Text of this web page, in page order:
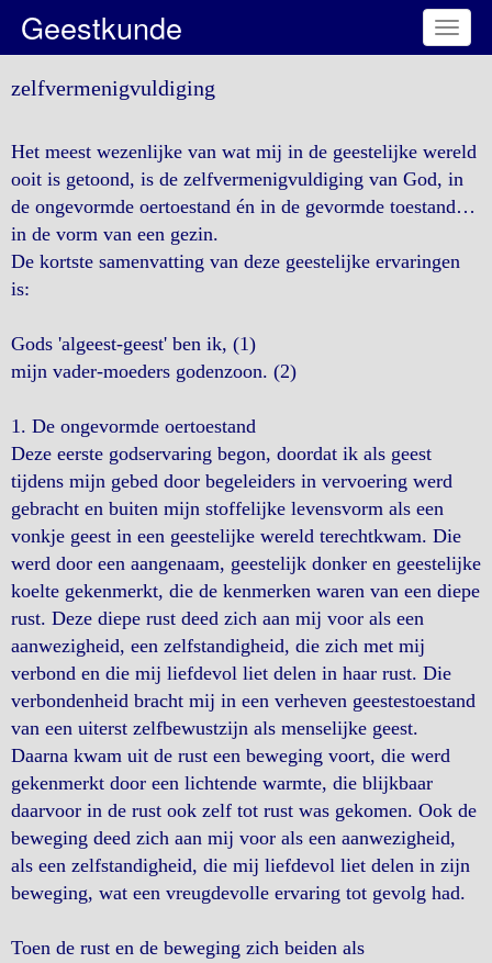
Toggle
Geestkunde
zelfvermenigvuldiging
Het meest wezenlijke van wat mij in de geestelijke wereld
ooit is getoond, is de zelfvermenigvuldiging van God, in
de ongevormde oertoestand én in de gevormde toestand…
in de vorm van een gezin.
De kortste samenvatting van deze geestelijke ervaringen
is:
Gods 'algeest-geest' ben ik, (1)
mijn vader-moeders godenzoon. (2)
1. De ongevormde oertoestand
Deze eerste godservaring begon, doordat ik als geest
tijdens mijn gebed door begeleiders in vervoering werd
gebracht en buiten mijn stoffelijke levensvorm als een
vonkje geest in een geestelijke wereld terechtkwam. Die
werd door een aangenaam, geestelijk donker en geestelijke
koelte gekenmerkt, die de kenmerken waren van een diepe
rust. Deze diepe rust deed zich aan mij voor als een
aanwezigheid, een zelfstandigheid, die zich met mij
verbond en die mij liefdevol liet delen in haar rust. Die
verbondenheid bracht mij in een verheven geestestoestand
van een uiterst zelfbewustzijn als menselijke geest.
Daarna kwam uit de rust een beweging voort, die werd
gekenmerkt door een lichtende warmte, die blijkbaar
daarvoor in de rust ook zelf tot rust was gekomen. Ook de
beweging deed zich aan mij voor als een aanwezigheid,
als een zelfstandigheid, die mij liefdevol liet delen in zijn
beweging, wat een vreugdevolle ervaring tot gevolg had.
Toen de rust en de beweging zich beiden als